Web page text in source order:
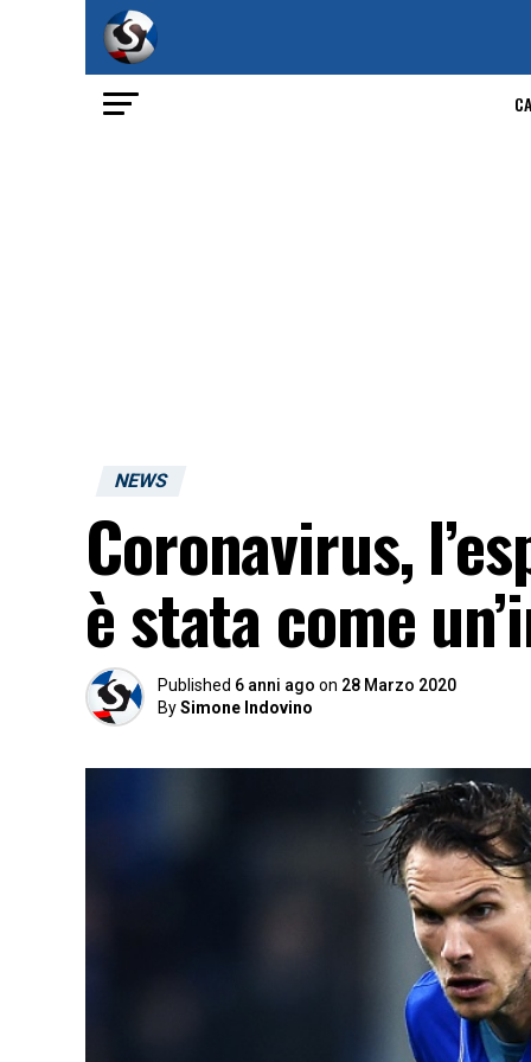
NEWS
Coronavirus,
è stata come
Published 6 anni ago on 28 Marzo 2020
BySimone Indovino